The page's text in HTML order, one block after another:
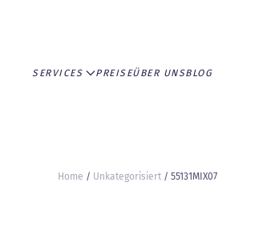
SERVICES PREISEÜBER UNSBLOG
Home / Unkategorisiert / 55131MIX07